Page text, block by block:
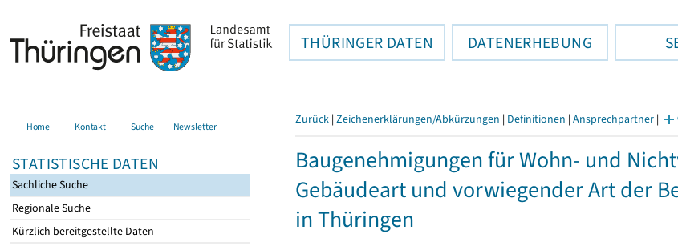
THÜRINGER DATEN DATENERHEBUNG
Home Kontakt Suche Newsletter
STATISTISCHE DATEN
Sachliche Suche
Regionale Suche
Kürzlich bereitgestellte Daten
Zurück | Zeichenerklärungen/Abkürzungen | Definitionen | Ansprechpartner |
Baugenehmigungen für Wohn- und
Gebäudeart und vorwiegender Art der
in Thüringen